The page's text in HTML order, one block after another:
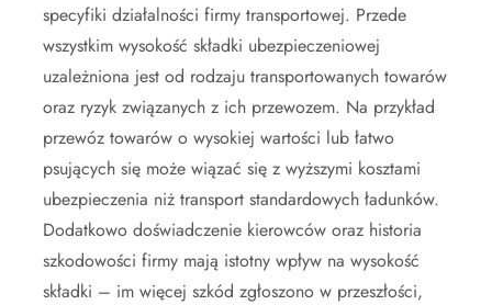
specyfiki działalności firmy transportowej. Przede
wszystkim wysokość składki ubezpieczeniowej
uzależniona jest od rodzaju transportowanych towarów
oraz ryzyk związanych z ich przewozem. Na przykład
przewóz towarów o wysokiej wartości lub łatwo
psujących się może wiązać się z wyższymi kosztami
ubezpieczenia niż transport standardowych ładunków.
Dodatkowo doświadczenie kierowców oraz historia
szkodowości firmy mają istotny wpływ na wysokość
składki – im więcej szkód zgłoszono w przeszłości,